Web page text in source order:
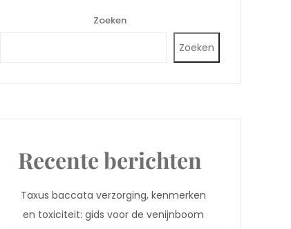
Zoeken
Zoeken
Recente berichten
Taxus baccata verzorging, kenmerken
en toxiciteit: gids voor de venijnboom